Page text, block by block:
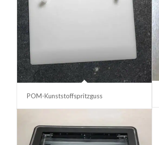
POM-Kunststoffspritzguss